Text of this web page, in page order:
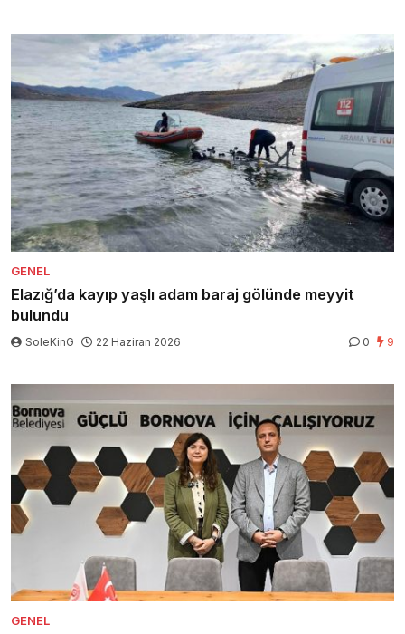
GENEL
Elazığ’da kayıp yaşlı adam baraj gölünde meyyit
bulundu
SoleKinG 22 Haziran 2026 0 9
GENEL